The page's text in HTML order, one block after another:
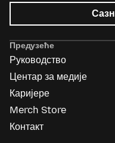
Предузеће
Руководство
Центар за медије
Каријере
Merch Store
Контакт